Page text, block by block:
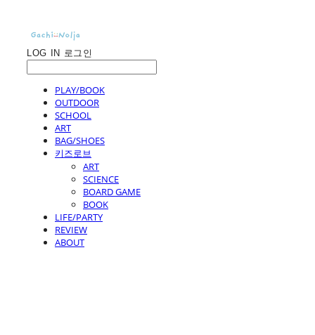
LOG IN 로그인
PLAY/BOOK
OUTDOOR
SCHOOL
ART
BAG/SHOES
키즈로브
ART
SCIENCE
BOARD GAME
BOOK
LIFE/PARTY
REVIEW
ABOUT